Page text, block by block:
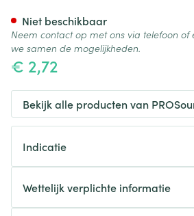
€ 2,72
Niet beschikbaar
Neem contact op met ons via telefoon
we samen de mogelijkheden.
Bekijk alle producten van
Indicatie
Wettelijk verplichte informatie